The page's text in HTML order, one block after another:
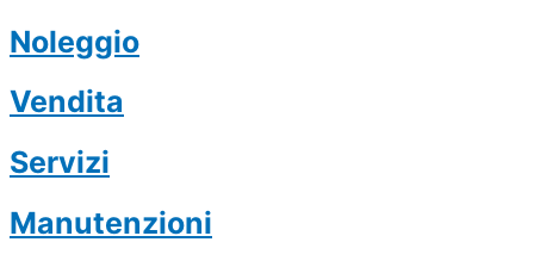
Noleggio
Vendita
Servizi
Manutenzioni